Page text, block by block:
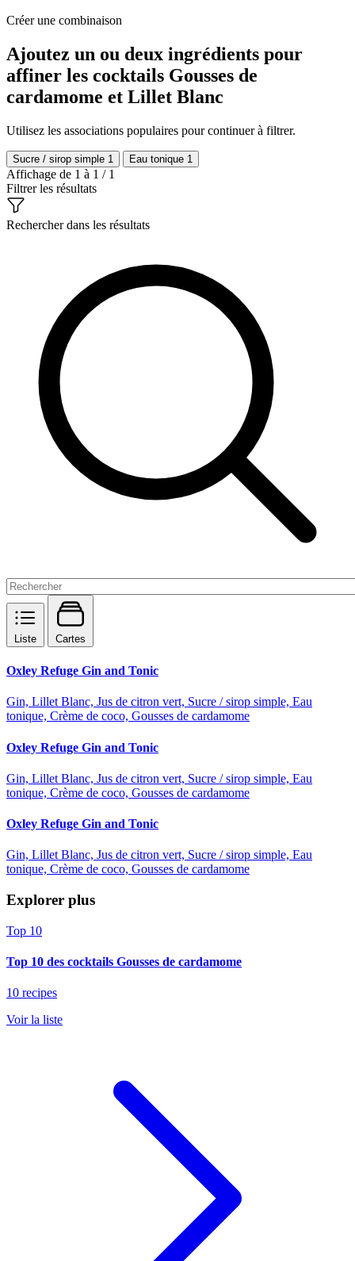
Créer une combinaison
Ajoutez un ou deux ingrédients pour
affiner les cocktails Gousses de
cardamome et Lillet Blanc
Utilisez les associations populaires pour continuer à filtrer.
Sucre / sirop simple 1 Eau tonique 1
Affichage de 1 à 1 / 1
Filtrer les résultats
Rechercher dans les résultats
Liste Cartes
Oxley Refuge Gin and Tonic
Gin, Lillet Blanc, Jus de citron vert, Sucre / sirop simple, Eau
tonique, Crème de coco, Gousses de cardamome
Oxley Refuge Gin and Tonic
Gin, Lillet Blanc, Jus de citron vert, Sucre / sirop simple, Eau
tonique, Crème de coco, Gousses de cardamome
Oxley Refuge Gin and Tonic
Gin, Lillet Blanc, Jus de citron vert, Sucre / sirop simple, Eau
tonique, Crème de coco, Gousses de cardamome
Explorer plus
Top 10
Top 10 des cocktails Gousses de cardamome
10 recipes
Voir la liste